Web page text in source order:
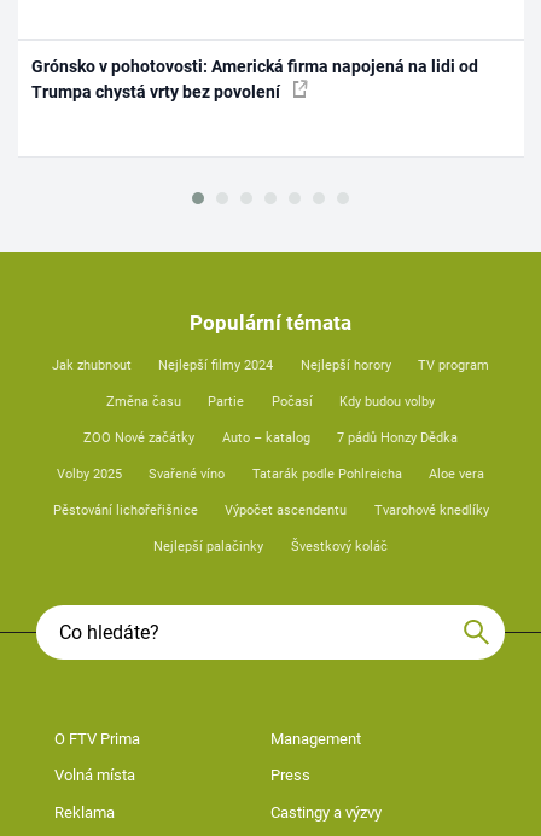
Grónsko v pohotovosti: Americká firma napojená na lidi od
Trumpa chystá vrty bez povolení
Populární témata
Jak zhubnout Nejlepší filmy 2024 Nejlepší horory TV program
Změna času Partie Počasí Kdy budou volby
ZOO Nové začátky Auto – katalog 7 pádů Honzy Dědka
Volby 2025 Svařené víno Tatarák podle Pohlreicha Aloe vera
Pěstování lichořeřišnice Výpočet ascendentu Tvarohové knedlíky
Nejlepší palačinky Švestkový koláč
O FTV Prima Management
Volná místa Press
Reklama Castingy a výzvy